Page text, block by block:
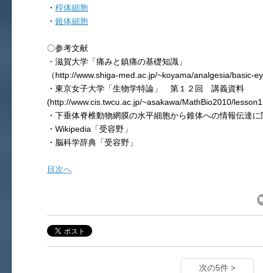
・ 桿体細胞
・ 錐体細胞
〇参考文献
・滋賀大学「痛みと鎮痛の基礎知識」
（http://www.shiga-med.ac.jp/~koyama/analgesia/basic-
・東京女子大学「生物学特論」 第１２回 講義資料
(http://www.cis.twcu.ac.jp/~asakawa/MathBio2010/
・下垂体脊椎動物網膜の水平細胞から錐体への情報伝達
・Wikipedia「受容野」
・脳科学辞典「受容野」
目次へ
次の5件 >